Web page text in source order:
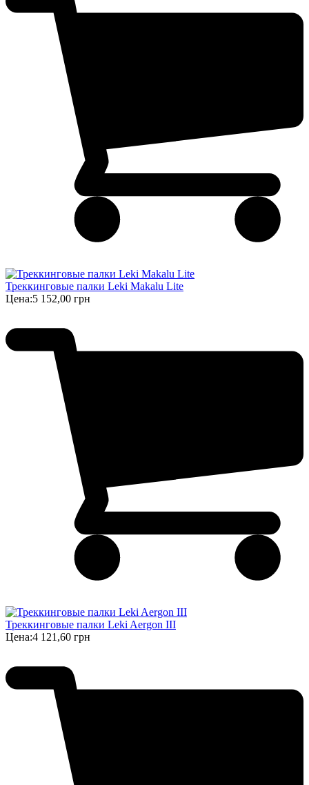
Треккинговые палки Leki Makalu Lite
Цена:5 152,00 грн
Треккинговые палки Leki Aergon III
Цена:4 121,60 грн